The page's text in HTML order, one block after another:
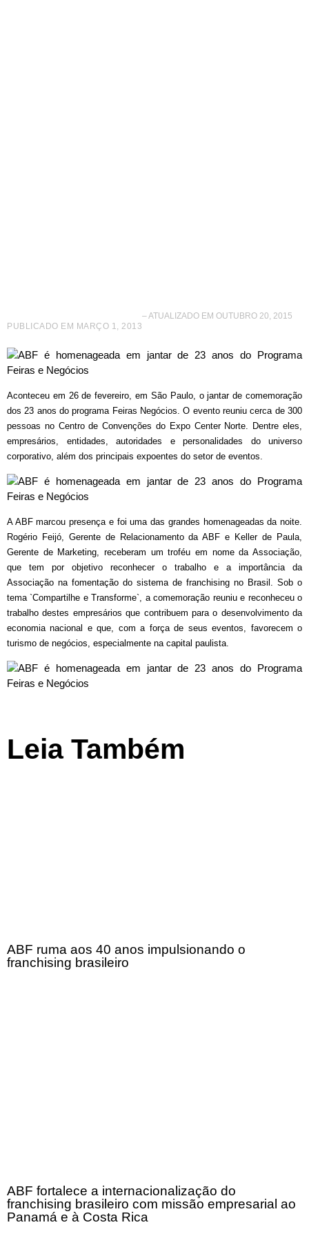
PUBLICADO EM MARÇO 1, 2013
– ATUALIZADO EM OUTUBRO 20, 2015
Aconteceu em 26 de fevereiro, em São Paulo, o jantar de comemoração
dos 23 anos do programa Feiras Negócios. O evento reuniu cerca de 300
pessoas no Centro de Convenções do Expo Center Norte. Dentre eles,
empresários, entidades, autoridades e personalidades do universo
corporativo, além dos principais expoentes do setor de eventos.
A ABF marcou presença e foi uma das grandes homenageadas da noite.
Rogério Feijó, Gerente de Relacionamento da ABF e Keller de Paula,
Gerente de Marketing, receberam um troféu em nome da Associação,
que tem por objetivo reconhecer o trabalho e a importância da
Associação na fomentação do sistema de franchising no Brasil. Sob o
tema `Compartilhe e Transforme`, a comemoração reuniu e reconheceu o
trabalho destes empresários que contribuem para o desenvolvimento da
economia nacional e que, com a força de seus eventos, favorecem o
turismo de negócios, especialmente na capital paulista.
Leia Também
ABF ruma aos 40 anos impulsionando o
franchising brasileiro
ABF fortalece a internacionalização do
franchising brasileiro com missão empresarial ao
Panamá e à Costa Rica